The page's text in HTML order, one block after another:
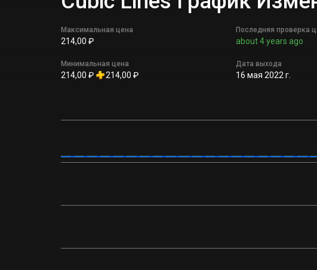
Максимальная цена
214,00 ₽
Минимальная цена
214,00 ₽ 214,00 ₽
Последняя проверка
about 4 years ago
Дата выхода
16 мая 2022 г.